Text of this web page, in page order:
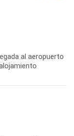
al aeropuerto